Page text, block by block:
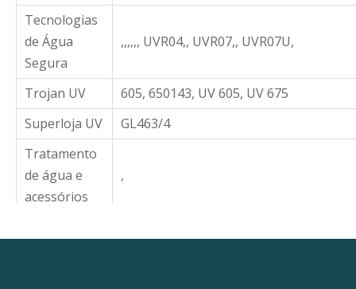
Tecnologias
de Água
Segura
,,,,,, UVR04,, UVR07,, UVR07U,
Trojan UV
605, 650143, UV 605, UV 675
Superloja UV
GL463/4
Tratamento
de água e
acessórios
,